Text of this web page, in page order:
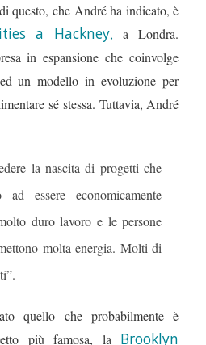
questo, che André ha indicato, è
a Hackney,a Londra.
in espansione che coinvolge
un modello in evoluzione per
sé stessa. Tuttavia, André
la nascita di progetti che
ad essere economicamente
duro lavoro e le persone
molta energia. Molti di
”.
quello che probabilmente è
più famosa, la Brooklyn